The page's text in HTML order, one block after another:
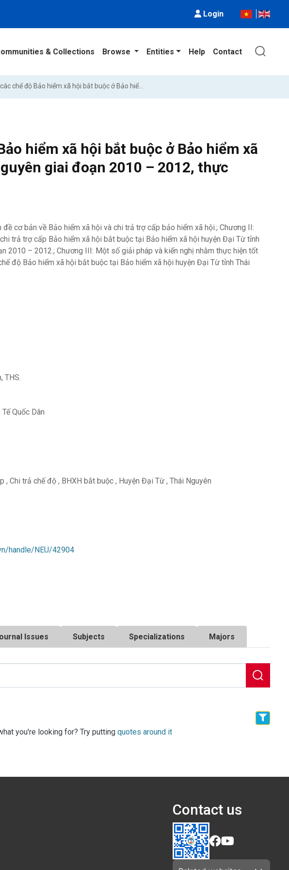
Login
& Collections Browse Entities Help Contact
Công tác chi trả các chế độ Bảo hiểm xã hội bắt buộc ở Bảo hiểm xã hội huyện Đại Từ tỉnh Thái Nguyên giai đoạn 2010 – 2012, thực trạng và giải pháp
hiểm xã hội bắt buộc ở Bảo hiểm xã
giai đoạn 2010 – 2012, thực
đề cơ bản về Bảo hiểm xã hội và chi trả trợ cấp bảo hiểm xã hội.; Chương II:
trả trợ cấp Bảo hiểm xã hội bắt buộc tại Bảo hiểm xã hội huyện Đại Từ tỉnh
2010 – 2012.; Chương III: Một số giải pháp và kiến nghị nhằm thực hiện tốt
độ Bảo hiểm xã hội bắt buộc tại Bảo hiểm xã hội huyện Đại Từ tỉnh Thái
THS.
Quốc Dân
, Chi trả chế độ , BHXH bắt buộc , Huyện Đại Từ , Thái Nguyên
handle/NEU/42904
Issues Subjects Specializations Majors
you're looking for? Try putting quotes around it
Contact us